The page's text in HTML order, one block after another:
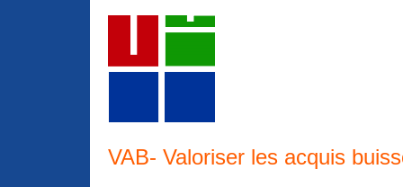
VAB- Valoriser les acquis